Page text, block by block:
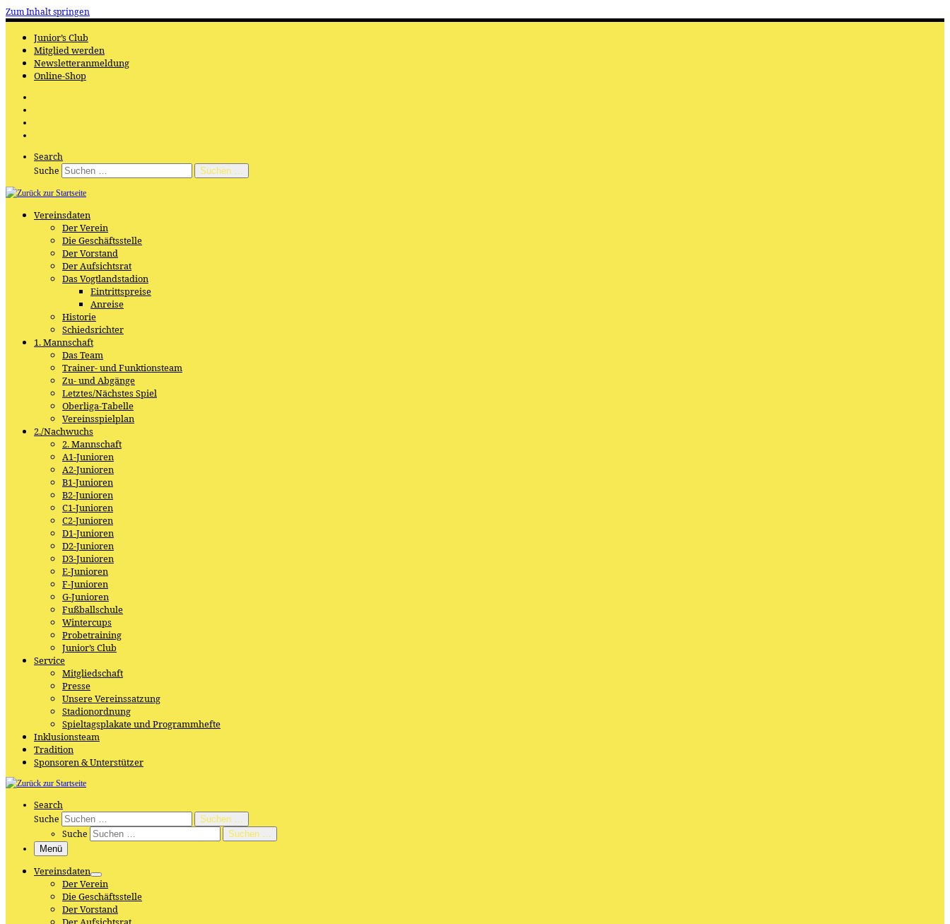
Zum Inhalt springen
Junior’s Club
Mitglied werden
Newsletteranmeldung
Online-Shop
Search
Suche
Suchen …
Vereinsdaten
Der Verein
Die Geschäftsstelle
Der Vorstand
Der Aufsichtsrat
Das Vogtlandstadion
Eintrittspreise
Anreise
Historie
Schiedsrichter
1. Mannschaft
Das Team
Trainer- und Funktionsteam
Zu- und Abgänge
Letztes/Nächstes Spiel
Oberliga-Tabelle
Vereinsspielplan
2./Nachwuchs
2. Mannschaft
A1-Junioren
A2-Junioren
B1-Junioren
B2-Junioren
C1-Junioren
C2-Junioren
D1-Junioren
D2-Junioren
D3-Junioren
E-Junioren
F-Junioren
G-Junioren
Fußballschule
Wintercups
Probetraining
Junior’s Club
Service
Mitgliedschaft
Presse
Unsere Vereinssatzung
Stadionordnung
Spieltagsplakate und Programmhefte
Inklusionsteam
Tradition
Sponsoren & Unterstützer
Search
Suche
Suchen …
Suche
Suchen …
Menü
Vereinsdaten
Der Verein
Die Geschäftsstelle
Der Vorstand